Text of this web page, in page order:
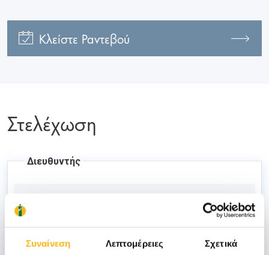
Συναίνεση Λεπτομέρειες Σχετικά
Κλείστε Ραντεβού
Στελέχωση
Διευθυντής